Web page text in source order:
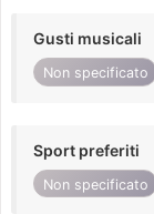
Gusti musicali
Non specificato
Sport preferiti
Non specificato